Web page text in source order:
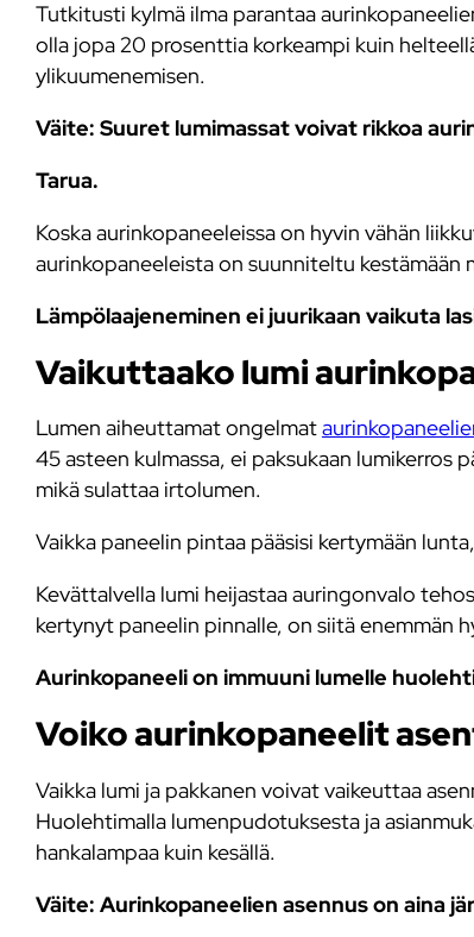
Tutkitusti kylmä ilma parantaa
olla jopa 20 prosenttia korkeampi kuin
ylikuumenemisen.
Väite: Suuret lumimassat voivat rikkoa
Tarua.
Koska aurinkopaneeleissa on hyvin vähän
aurinkopaneeleista on suunniteltu kestämään
Lämpölaajeneminen ei juurikaan vaikuta
Vaikuttaako lumi
Lumen aiheuttamat ongelmat
45 asteen kulmassa, ei paksukaan lumikerros
mikä sulattaa irtolumen.
Vaikka paneelin pintaa pääsisi kertymään
Kevättalvella lumi heijastaa auringonvalo
kertynyt paneelin pinnalle, on siitä enemmän
Aurinkopaneeli on immuuni lumelle
Voiko aurinkopaneelit
Vaikka lumi ja pakkanen voivat vaikeuttaa
Huolehtimalla lumenpudotuksesta ja
hankalampaa kuin kesällä.
Väite: Aurinkopaneelien asennus on aina